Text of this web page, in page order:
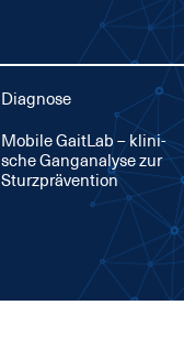
Diagnose
Mo­bi­le GaitLab – kli­ni­
sche Gan­gana­ly­se zur
Sturz­prä­ven­ti­on